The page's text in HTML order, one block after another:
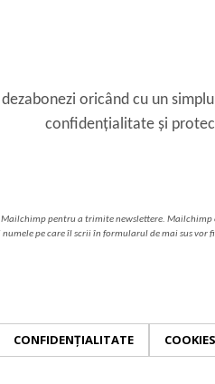
oricând cu un
confidențialitate și
Mailchimp pentru a trimite newslettere.
numele pe care îl scrii în formularul de mai sus vor
CONFIDENȚIALITATE COOKIES